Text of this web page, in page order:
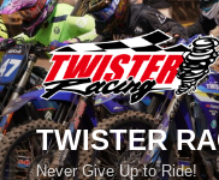
コ
ン
テ
ン
ツ
へ
TWISTER
Never Give Up to Ride!